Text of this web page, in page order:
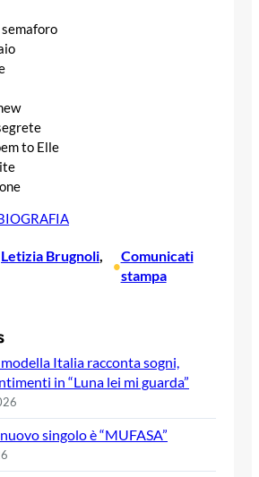
to Elle
Letizia Brugnoli
•
Comunicati
stampa
Italia racconta sogni,
in “Luna lei mi guarda”
singolo è “MUFASA”